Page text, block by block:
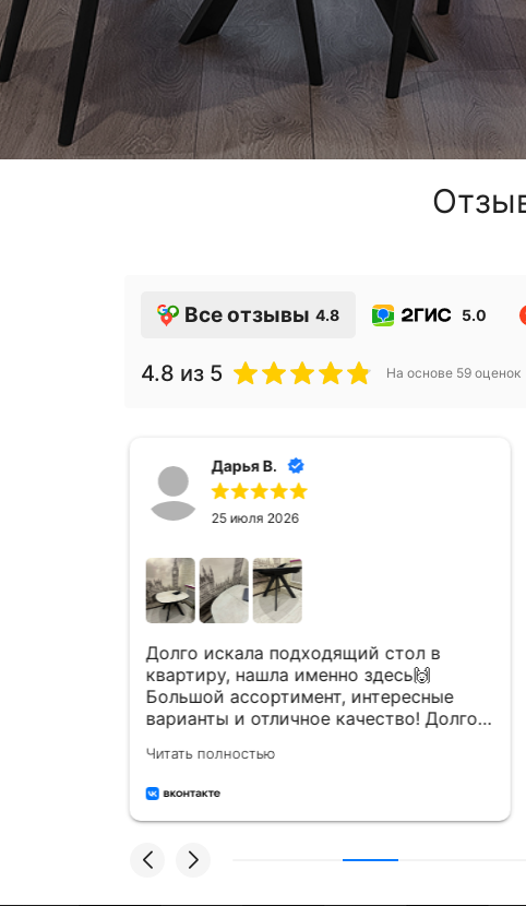
Все отзывы 4.8 5.0
4.8 из 5 На основе 59 оценок
Дарья В.
25 июля 2026
Долго искала подходящий стол в
квартиру, нашла именно здесь🙌
Большой ассортимент, интересные
варианты и отличное качество! Долго
каждый раз все подробно
рассказывали и показывали, без
принуждения и давления! На все мои
тупые вопросы и сомнения - ответили
и подсказали. Профессионалы своего
дела✅💪🏻
Читать полностью